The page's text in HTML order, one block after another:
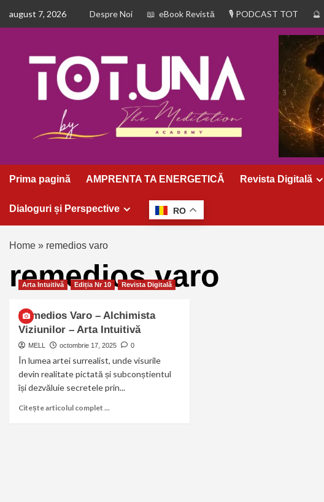
august 7, 2026 Despre Noi eBook Revistă PODCAST TOT
Prima pagină AMPRENTA TA ENERGETICĂ Revista Digitală
Dialoguri și Perspective RO
Home » remedios varo
remedios varo
Arta Intuitivă Ediția Nr 10 Revista Digitală
Remedios Varo – Alchimista
Viziunilor – Arta Intuitivă
MELL octombrie 17, 2025 0
În lumea artei surrealist, unde visurile
devin realitate pictată și subconștientul
își dezvăluie secretele prin...
Citește articolul complet ...